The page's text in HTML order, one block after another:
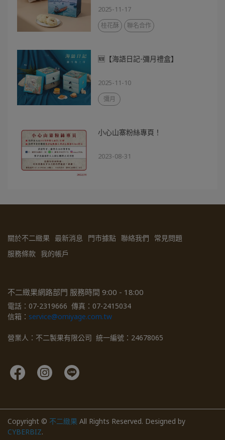
2025-11-17
桂花酥 聯名合作
🆕【海語日記-彌月禮盒】
2025-11-10
彌月
小心山寨粉絲專頁！
2023-08-31
關於不二緻果 最新消息 門市據點 聯絡我們
常見問題
服務條款 我的帳戶
不二緻果網路部門 服務時間 9:00 - 18:00
電話：07-2319666  傳真：07-2415034
信箱： service@omiyage.com.tw
營業人：不二製果有限公司  統一編號：24678065
Copyright © 不二緻果 All Rights Reserved. Designed by
CYBERBIZ.